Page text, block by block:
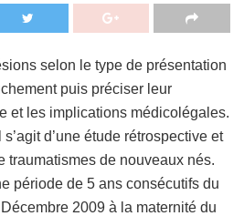
selon le type de présentation
puis préciser leur
et les implications médicolégales.
d’une étude rétrospective et
traumatismes de nouveaux nés.
période de 5 ans consécutifs du
2009 à la maternité du